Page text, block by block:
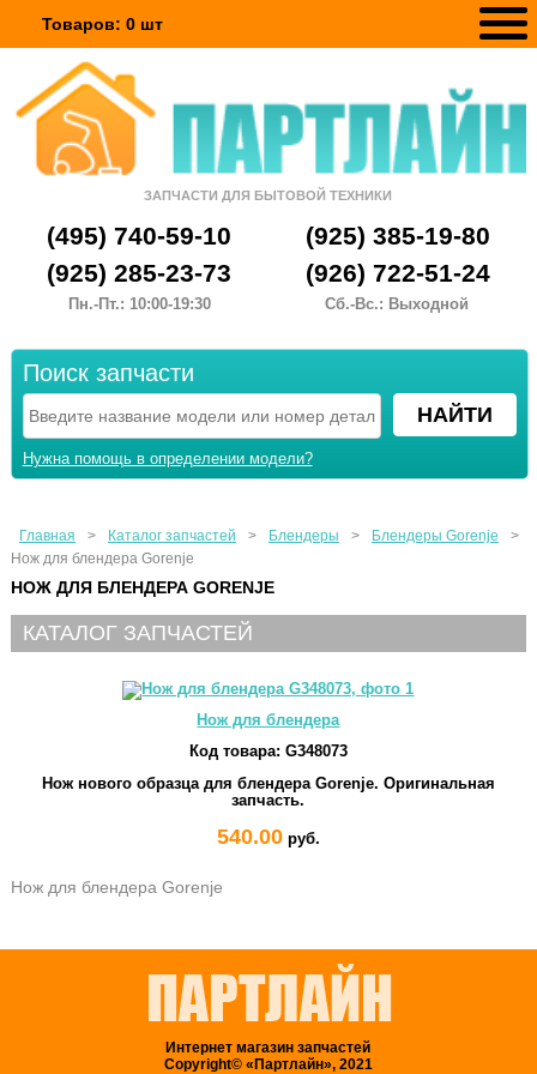
Товаров: 0 шт
ЗАПЧАСТИ ДЛЯ БЫТОВОЙ ТЕХНИКИ
(495) 740-59-10
(925) 385-19-80
(925) 285-23-73
(926) 722-51-24
Пн.-Пт.: 10:00-19:30 Сб.-Вс.: Выходной
Поиск запчасти
Нужна помощь в определении модели?
Главная > Каталог запчастей > Блендеры > Блендеры Gorenje
>
Нож для блендера Gorenje
НОЖ ДЛЯ БЛЕНДЕРА GORENJE
КАТАЛОГ ЗАПЧАСТЕЙ
Нож для блендера
Код товара: G348073
Нож нового образца для блендера Gorenje. Оригинальная
запчасть.
540.00руб.
Нож для блендера Gorenje
Интернет магазин запчастей
Copyright© «Партлайн», 2021